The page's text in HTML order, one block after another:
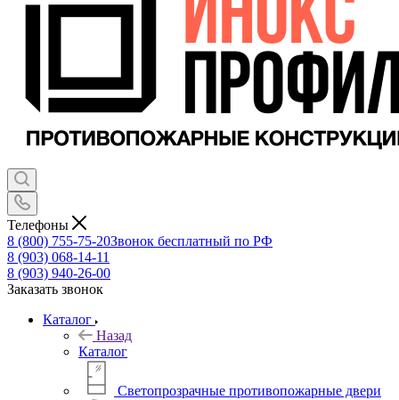
Телефоны
8 (800) 755-75-20Звонок бесплатный по РФ
8 (903) 068-14-11
8 (903) 940-26-00
Заказать звонок
Каталог
Назад
Каталог
Светопрозрачные противопожарные двери